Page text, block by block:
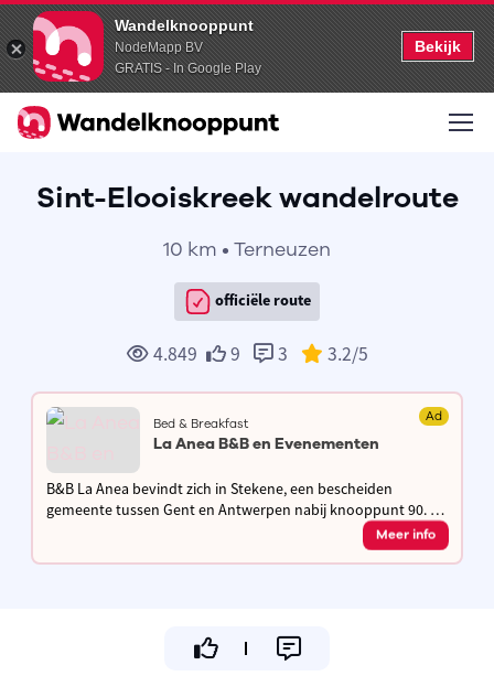
Wandelknooppunt
NodeMapp BV
GRATIS - In Google Play
Bekijk
Sint-Elooiskreek wandelroute
10 km • Terneuzen
officiële route
4.849 9 3 3.2/5
Bed & Breakfast Ad
La Anea B&B en Evenementen
B&B La Anea bevindt zich in Stekene, een bescheiden
gemeente tussen Gent en Antwerpen nabij knooppunt 90. U
Meer info